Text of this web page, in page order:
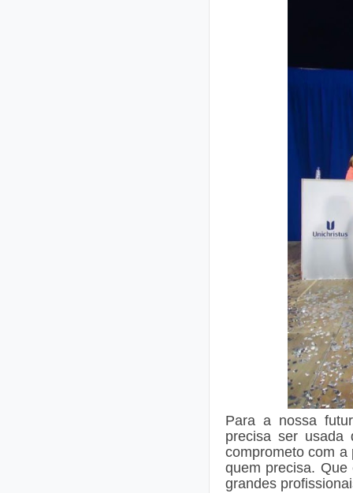
Para a nossa
precisa ser
comprometo com
quem precisa.
grandes